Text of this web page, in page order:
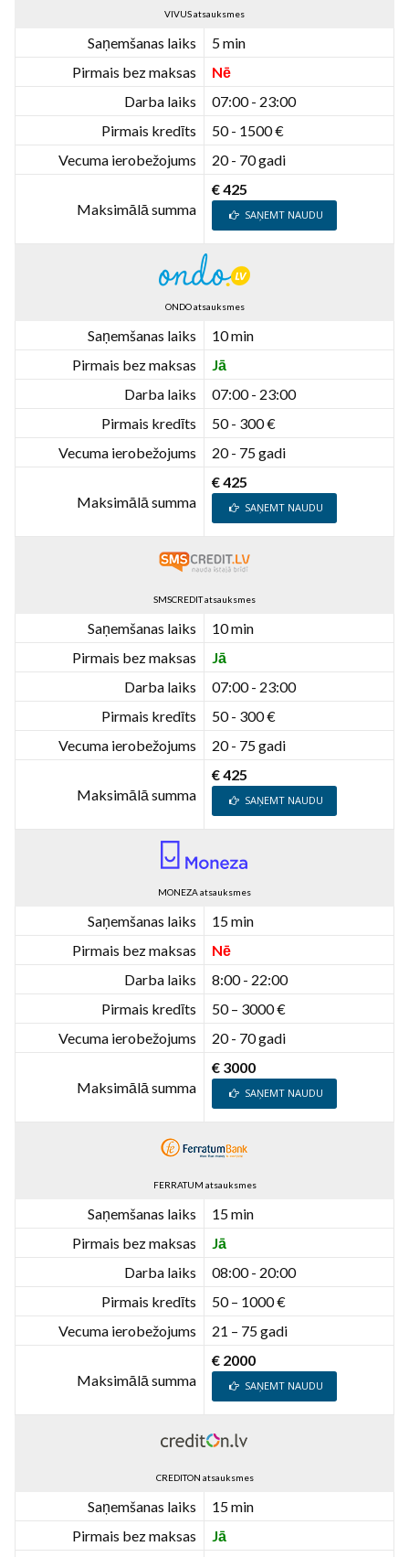
VIVUS atsauksmes
Saņemšanas laiks
5 min
Pirmais bez maksas
Nē
Darba laiks
07:00 - 23:00
Pirmais kredīts
50 - 1500 €
Vecuma ierobežojums
20 - 70 gadi
Maksimālā summa
€ 425
SAŅEMT NAUDU
ONDO atsauksmes
Saņemšanas laiks
10 min
Pirmais bez maksas
Jā
Darba laiks
07:00 - 23:00
Pirmais kredīts
50 - 300 €
Vecuma ierobežojums
20 - 75 gadi
Maksimālā summa
€ 425
SAŅEMT NAUDU
SMSCREDIT atsauksmes
Saņemšanas laiks
10 min
Pirmais bez maksas
Jā
Darba laiks
07:00 - 23:00
Pirmais kredīts
50 - 300 €
Vecuma ierobežojums
20 - 75 gadi
Maksimālā summa
€ 425
SAŅEMT NAUDU
MONEZA atsauksmes
Saņemšanas laiks
15 min
Pirmais bez maksas
Nē
Darba laiks
8:00 - 22:00
Pirmais kredīts
50 – 3000 €
Vecuma ierobežojums
20 - 70 gadi
Maksimālā summa
€ 3000
SAŅEMT NAUDU
FERRATUM atsauksmes
Saņemšanas laiks
15 min
Pirmais bez maksas
Jā
Darba laiks
08:00 - 20:00
Pirmais kredīts
50 – 1000 €
Vecuma ierobežojums
21 – 75 gadi
Maksimālā summa
€ 2000
SAŅEMT NAUDU
CREDITON atsauksmes
Saņemšanas laiks
15 min
Pirmais bez maksas
Jā